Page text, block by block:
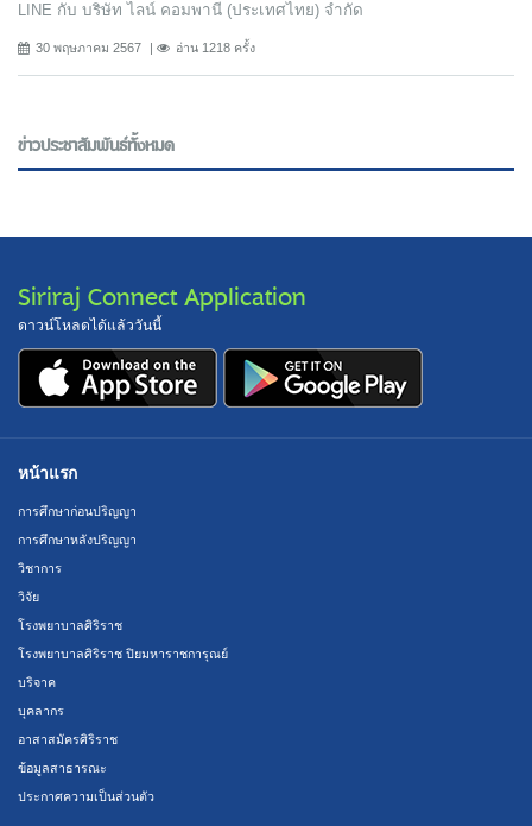
LINE กับ บริษัท ไลน์ คอมพานี (ประเทศไทย) จํากัด
30 พฤษภาคม 2567 อ่าน 1218 ครั้ง
ข่าวประชาสัมพันธ์ทั้งหมด
Siriraj Connect Application
ดาวน์โหลดได้แล้ววันนี้
หน้าแรก
การศึกษาก่อนปริญญา
การศึกษาหลังปริญญา
วิชาการ
วิจัย
โรงพยาบาลศิริราช
โรงพยาบาลศิริราช ปิยมหาราชการุณย์
บริจาค
บุคลากร
อาสาสมัครศิริราช
ข้อมูลสาธารณะ
ประกาศความเป็นส่วนตัว